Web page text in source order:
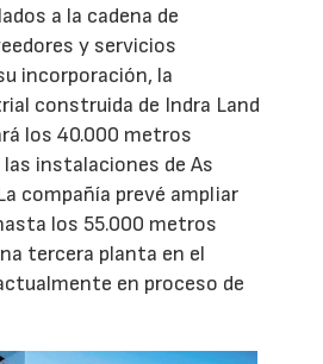
a la cadena de
y servicios
incorporación, la
construida de Indra Land
los 40.000 metros
instalaciones de As
compañía prevé ampliar
los 55.000 metros
tercera planta en el
en proceso de